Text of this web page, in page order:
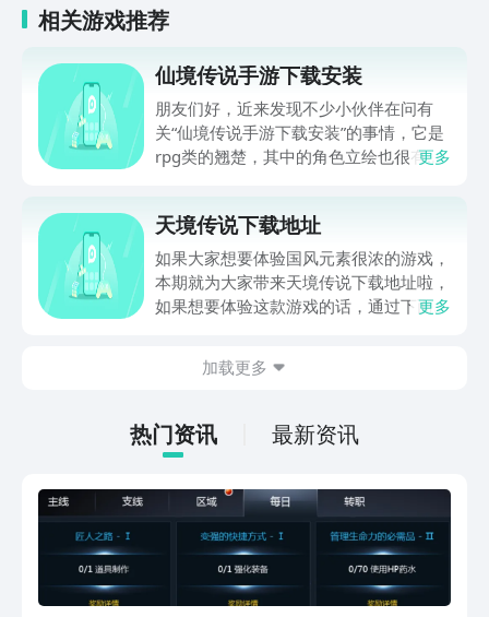
相关游戏推荐
仙境传说手游下载安装
朋友们好，近来发现不少小伙伴在问有
关“仙境传说手游下载安装”的事情，它是
rpg类的翘楚，其中的角色立绘也很有动
那么下面小编就给各位介绍一下它的下载
预约地址，想了解的话就一起来看看吧！
更多
天境传说下载地址
如果大家想要体验国风元素很浓的游戏，
本期就为大家带来天境传说下载地址啦，
如果想要体验这款游戏的话，通过下面小
欢的一部分玩法，也有小编为大家准备的
更多
加载更多
热门资讯 最新资讯